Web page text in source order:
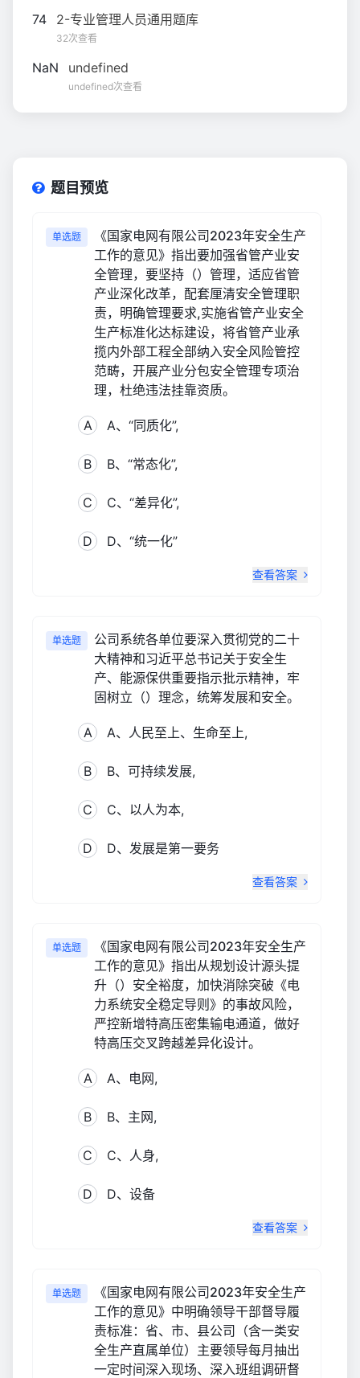
74 2-专业管理人员通用题库
32次查看
NaN undefined
undefined次查看
题目预览
单选题
《国家电网有限公司2023年安全生产
工作的意见》指出要加强省管产业安
全管理，要坚持（）管理，适应省管
产业深化改革，配套厘清安全管理职
责，明确管理要求,实施省管产业安全
生产标准化达标建设，将省管产业承
揽内外部工程全部纳入安全风险管控
范畴，开展产业分包安全管理专项治
理，杜绝违法挂靠资质。
A A、“同质化”,
B B、“常态化”,
C C、“差异化”,
D D、“统一化”
查看答案
单选题
公司系统各单位要深入贯彻党的二十
大精神和习近平总书记关于安全生
产、能源保供重要指示批示精神，牢
固树立（）理念，统筹发展和安全。
A A、人民至上、生命至上,
B B、可持续发展,
C C、以人为本,
D D、发展是第一要务
查看答案
单选题
《国家电网有限公司2023年安全生产
工作的意见》指出从规划设计源头提
升（）安全裕度，加快消除突破《电
力系统安全稳定导则》的事故风险，
严控新增特高压密集输电通道，做好
特高压交叉跨越差异化设计。
A A、电网,
B B、主网,
C C、人身,
D D、设备
查看答案
单选题
《国家电网有限公司2023年安全生产
工作的意见》中明确领导干部督导履
责标准：省、市、县公司（含一类安
全生产直属单位）主要领导每月抽出
一定时间深入现场、深入班组调研督